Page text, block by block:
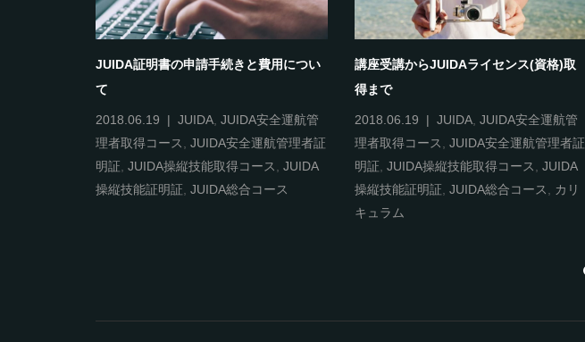
JUIDA証明書の申請手続きと費用につい
て
2018.06.19 JUIDA JUIDA安全運航管
理者取得コース
JUIDA安全運航管理者証
明証 JUIDA操縦技能取得コース
JUIDA
操縦技能証明証 JUIDA総合コース
講座受講からJUIDAライセンス(資格)取
得まで
2018.06.19 JUIDA, JUIDA安全運航管
理者取得コース
JUIDA安全運航管理者証
明証 JUIDA操縦技能取得コース
JUIDA
操縦技能証明証 JUIDA総合コース
カリ
キュラム